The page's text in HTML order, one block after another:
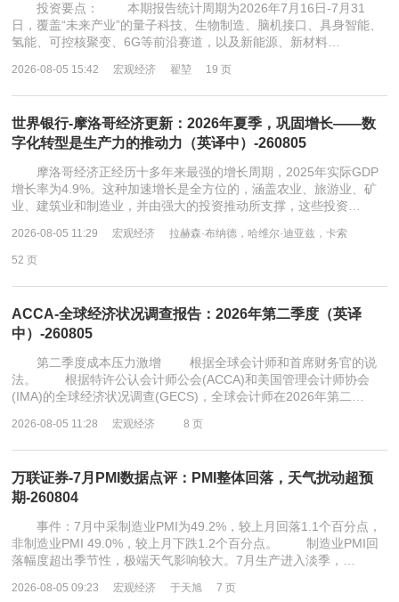
投资要点： 本期报告统计周期为2026年7月16日-7月31
日，覆盖“未来产业”的量子科技、生物制造、脑机接口、具身智能、
氢能、可控核聚变、6G等前沿赛道，以及新能源、新材料…
2026-08-05 15:42 宏观经济 翟堃 19 页
世界银行-摩洛哥经济更新：2026年夏季，巩固增长——数
字化转型是生产力的推动力（英译中）-260805
摩洛哥经济正经历十多年来最强的增长周期，2025年实际GDP
增长率为4.9%。这种加速增长是全方位的，涵盖农业、旅游业、矿
业、建筑业和制造业，并由强大的投资推动所支撑，这些投资…
2026-08-05 11:29 宏观经济 拉赫森·布纳德，哈维尔·迪亚兹，卡索
52 页
ACCA-全球经济状况调查报告：2026年第二季度（英译
中）-260805
第二季度成本压力激增 根据全球会计师和首席财务官的说
法。 根据特许公认会计师公会(ACCA)和美国管理会计师协会
(IMA)的全球经济状况调查(GECS)，全球会计师在2026年第二…
2026-08-05 11:28 宏观经济 8 页
万联证券-7月PMI数据点评：PMI整体回落，天气扰动超预
期-260804
事件：7月中采制造业PMI为49.2%，较上月回落1.1个百分点，
非制造业PMI 49.0%，较上月下跌1.2个百分点。 制造业PMI回
落幅度超出季节性，极端天气影响较大。7月生产进入淡季，…
2026-08-05 09:23 宏观经济 于天旭 7 页